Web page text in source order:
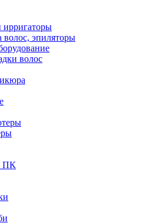
волос, эпиляторы
волос
ПК